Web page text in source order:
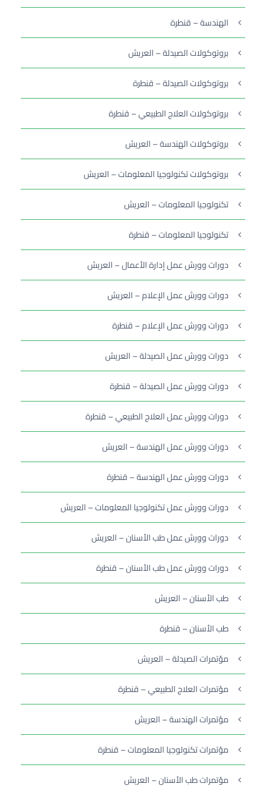
الهندسة – قنطرة
بروتوكولات الصيدلة – العريش
بروتوكولات الصيدلة – قنطرة
بروتوكولات العلاج الطبيعي – قنطرة
بروتوكولات الهندسة – العريش
بروتوكولات تكنولوجيا المعلومات – العريش
تكنولوجيا المعلومات – العريش
تكنولوجيا المعلومات – قنطرة
دورات وورش عمل إدارة الأعمال – العريش
دورات وورش عمل الإعلام – العريش
دورات وورش عمل الإعلام – قنطرة
دورات وورش عمل الصيدلة – العريش
دورات وورش عمل الصيدلة – قنطرة
دورات وورش عمل العلاج الطبيعي – قنطرة
دورات وورش عمل الهندسة – العريش
دورات وورش عمل الهندسة – قنطرة
دورات وورش عمل تكنولوجيا المعلومات – العريش
دورات وورش عمل طب الأسنان – العريش
دورات وورش عمل طب الأسنان – قنطرة
طب الأسنان – العريش
طب الأسنان – قنطرة
مؤتمرات الصيدلة – العريش
مؤتمرات العلاج الطبيعي – قنطرة
مؤتمرات الهندسة – العريش
مؤتمرات تكنولوجيا المعلومات – قنطرة
مؤتمرات طب الأسنان – العريش